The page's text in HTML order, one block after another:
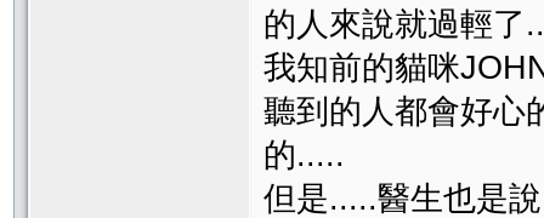
的人來說就過輕了
我知前的貓咪
聽到的人都會好心
的.....
但是.....醫生也是